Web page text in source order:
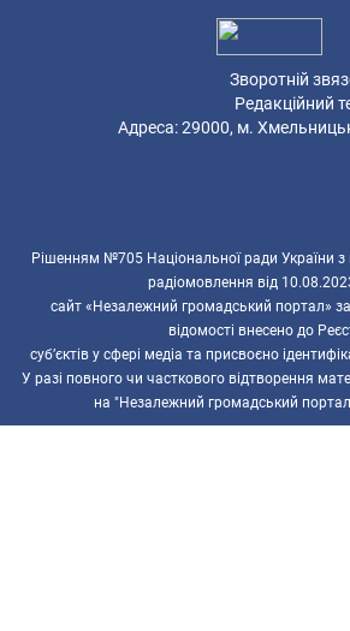
Зворотній
Редакційний
Адреса: 29000, м.
Рішенням №705 Національної ради України з
радіомовлення від
сайт «Незалежний громадський портал»
відомості внесено до
суб’єктів у сфері медіа та присвоєно
У разі повного чи часткового відтворення
на "Незалежний громадський